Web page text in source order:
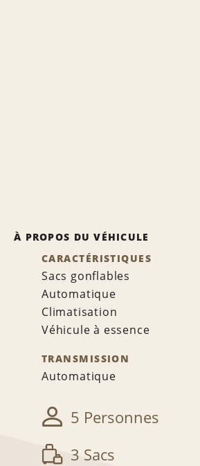
À PROPOS DU VÉHICULE
CARACTÉRISTIQUES
Sacs gonflables
Automatique
Climatisation
Véhicule à essence
TRANSMISSION
Automatique
5 Personnes
3 Sacs